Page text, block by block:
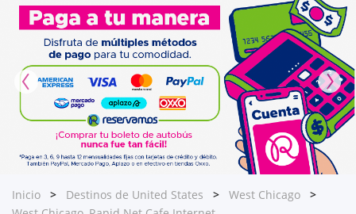
Inicio Destinos de United States
West Chicago